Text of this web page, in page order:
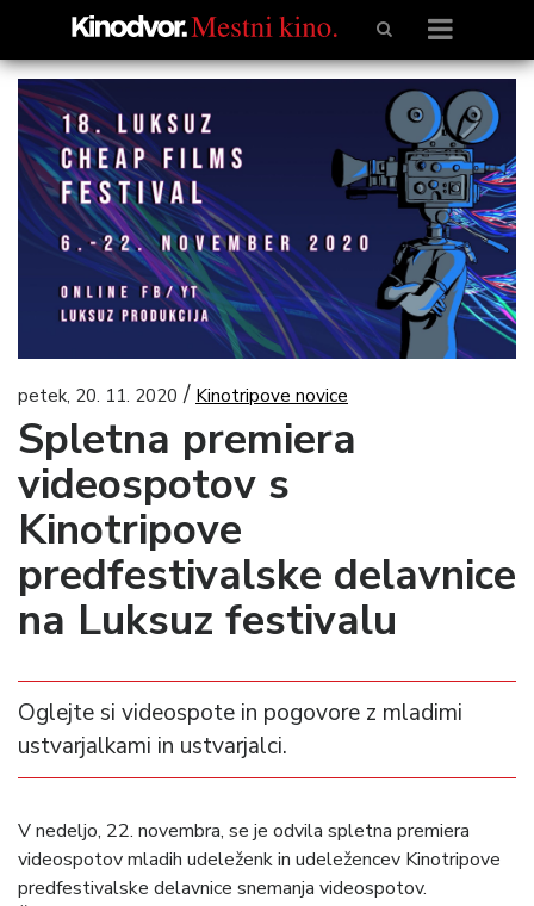
petek, 20. 11. 2020 / Kinotripove novice
Spletna premiera
videospotov s
Kinotripove
predfestivalske delavnice
na Luksuz festivalu
Oglejte si videospote in pogovore z mladimi
ustvarjalkami in ustvarjalci.
V nedeljo, 22. novembra, se je odvila spletna premiera
videospotov mladih udeleženk in udeležencev Kinotripove
predfestivalske delavnice snemanja videospotov.